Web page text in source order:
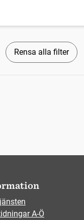
Rensa alla filter
A-Ö